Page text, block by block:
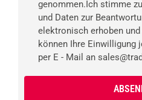
genommen.Ich stimme
und Daten zur
elektronisch erhoben
können Ihre Einwilligung
per E - Mail an